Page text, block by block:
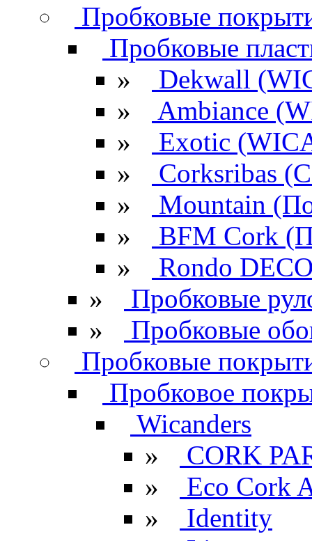
Пробковые
Пробковые
»
Dekwall
»
Ambiance
»
Exotic
»
Corksribas
»
Mountain
»
BFM Cork
»
Rondo
»
Пробковые
»
Пробковые
Пробковые
Пробковое
Wicanders
»
CORK
»
Eco Cork
»
Identity